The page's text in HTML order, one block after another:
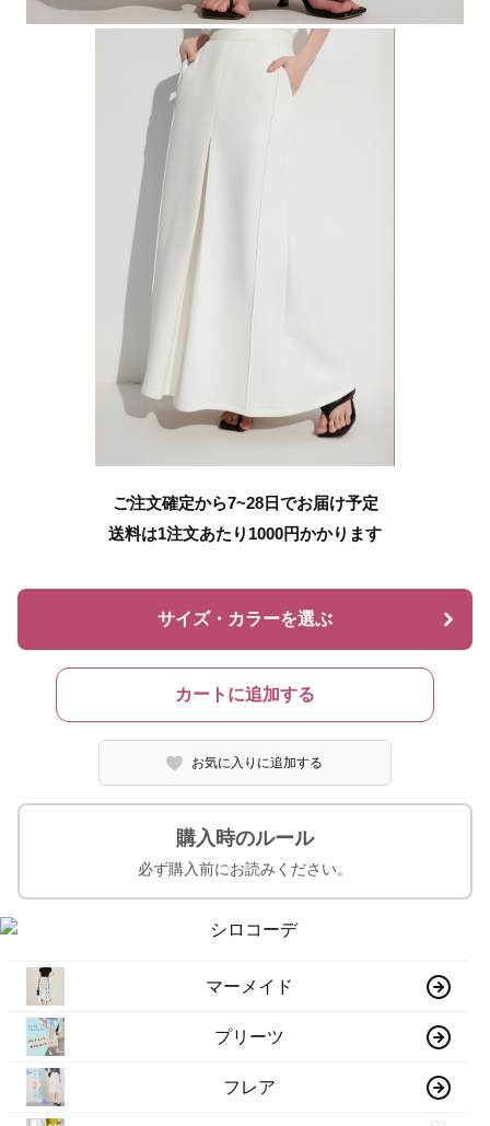
ご注文確定から7~28日でお届け予定
送料は1注文あたり 1000円かかります
サイズ・カラーを選ぶ
カートに追加する
お気に入りに追加する
購入時のルール
必ず購入前にお読みください。
マーメイド
プリーツ
フレア